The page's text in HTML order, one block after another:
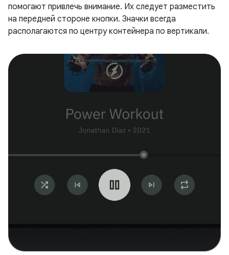
помогают привлечь внимание. Их следует разместить
на передней стороне кнопки. Значки всегда
располагаются по центру контейнера по вертикали.